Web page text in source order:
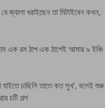
জ্বালা ধরাইছেন তা মিটাইবেন কখন,
এক রম ঠাপ এক ঠাপেই আমার ৯ ইঞ্চি
চাছিলি তাতে কত সুখ’, বলেই শুরু
চটি গল্প